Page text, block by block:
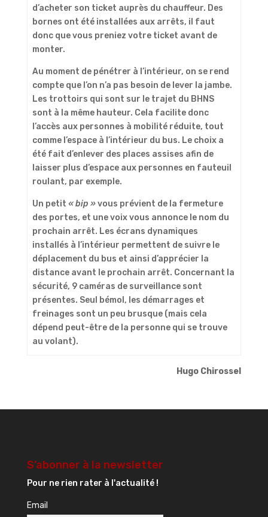
d’acheter son ticket auprès du chauffeur. Des
bornes ont été installées aux arrêts, il faut
donc que vous preniez votre ticket avant de
monter.
Au moment de pénétrer à l’intérieur, on se rend
compte que l’on n’a pas besoin de lever la jambe.
Les trottoirs qui sont sur le trajet du BHNS
sont à la même hauteur. Cela facilite donc
l’accès aux personnes à mobilité réduite, tout
comme l’espace à l’intérieur du bus. Le choix a
été fait d’enlever des places assises afin de
laisser plus d’espace aux personnes en fauteuil
roulant, par exemple.
Un petit « bip »vous prévient de la fermeture
des portes, et une voix vous annonce le nom du
prochain arrêt. Les écrans dynamiques
installés à l’intérieur permettent de suivre le
déplacement du bus et ainsi d’apprécier la
distance avant le prochain arrêt. Concernant la
sécurité, 9 caméras de surveillance sont
présentes. Seul bémol, les démarrages et
freinages sont un peu brusque (mais cela
dépend peut-être de la personne qui se trouve
au volant).
Hugo Chirossel
S’abonner à la newsletter
Pour ne rien rater à l'actualité !
Email